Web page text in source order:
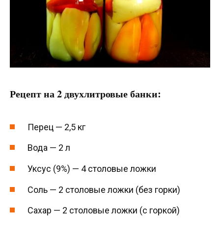
Рецепт на 2 двухлитровые банки:
Перец — 2,5 кг
Вода — 2 л
Уксус (9%) — 4 столовые ложки
Соль — 2 столовые ложки (без горки)
Сахар — 2 столовые ложки (с горкой)